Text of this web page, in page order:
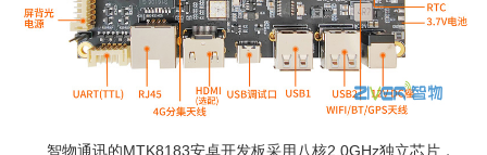
智物通讯的MTK8183安卓开发板采用八核2.0GHz独立芯片，